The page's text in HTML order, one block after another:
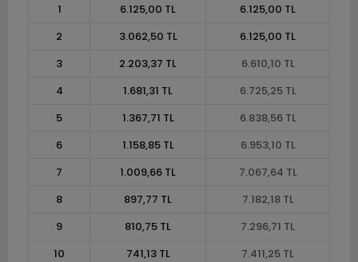
1
6.125,00 TL
6.125,00 TL
2
3.062,50 TL
6.125,00 TL
3
2.203,37 TL
6.610,10 TL
4
1.681,31 TL
6.725,25 TL
5
1.367,71 TL
6.838,56 TL
6
1.158,85 TL
6.953,10 TL
7
1.009,66 TL
7.067,64 TL
8
897,77 TL
7.182,18 TL
9
810,75 TL
7.296,71 TL
10
741,13 TL
7.411,25 TL